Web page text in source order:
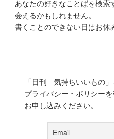
あなたの好きなことばを検索
会えるかもしれません。
書くことのできない日はお休
「日刊 気持ちいいもの
プライバシー・ポリシー
お申し込みください。